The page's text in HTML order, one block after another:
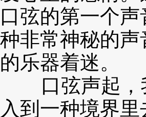
口弦的第一个
种非常神秘的声
的乐器着迷。
口弦声起，
入到一种境界